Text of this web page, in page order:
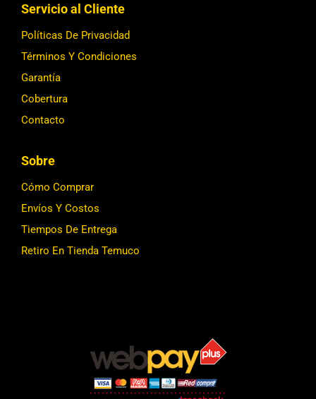
Servicio al Cliente
Políticas De Privacidad
Términos Y Condiciones
Garantía
Cobertura
Contacto
Sobre
Cómo Comprar
Envíos Y Costos
Tiempos De Entrega
Retiro En Tienda Temuco